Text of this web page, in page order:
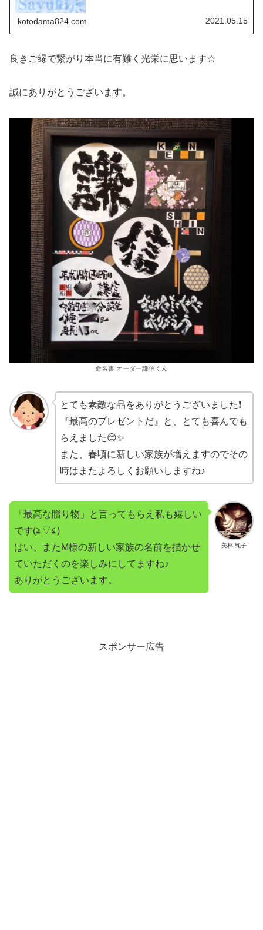
kotodama824.com 2021.05.15
良きご縁で繋がり本当に有難く光栄に思います☆
誠にありがとうございます。
命名書 オーダー謙信くん
とても素敵な品をありがとうございました❗
『最高のプレゼントだ』と、とても喜んでも
らえました😊✨
また、春頃に新しい家族が増えますのでその
時はまたよろしくお願いしますね♪
美林 純子
「最高な贈り物」と言ってもらえ私も嬉しい
です(≧▽≦)
はい、またM様の新しい家族の名前を描かせ
ていただくのを楽しみにしてますね♪
ありがとうございます。
スポンサー広告